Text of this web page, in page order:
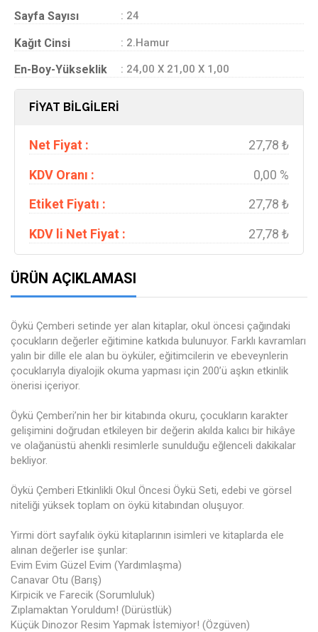
Sayfa Sayısı : 24
Kağıt Cinsi : 2.Hamur
En-Boy-Yükseklik : 24,00 X 21,00 X 1,00
FİYAT BİLGİLERİ
Net Fiyat :
27,78 ₺
KDV Oranı :
0,00 %
Etiket Fiyatı :
27,78 ₺
KDV li Net Fiyat :
27,78 ₺
ÜRÜN AÇIKLAMASI
Öykü Çemberi setinde yer alan kitaplar, okul öncesi çağındaki
çocukların değerler eğitimine katkıda bulunuyor. Farklı kavramları
yalın bir dille ele alan bu öyküler, eğitimcilerin ve ebeveynlerin
çocuklarıyla diyalojik okuma yapması için 200’ü aşkın etkinlik
önerisi içeriyor.
Öykü Çemberi’nin her bir kitabında okuru, çocukların karakter
gelişimini doğrudan etkileyen bir değerin akılda kalıcı bir hikâye
ve olağanüstü ahenkli resimlerle sunulduğu eğlenceli dakikalar
bekliyor.
Öykü Çemberi Etkinlikli Okul Öncesi Öykü Seti, edebi ve görsel
niteliği yüksek toplam on öykü kitabından oluşuyor.
Yirmi dört sayfalık öykü kitaplarının isimleri ve kitaplarda ele
alınan değerler ise şunlar:
Evim Evim Güzel Evim (Yardımlaşma)
Canavar Otu (Barış)
Kirpicik ve Farecik (Sorumluluk)
Zıplamaktan Yoruldum! (Dürüstlük)
Küçük Dinozor Resim Yapmak İstemiyor! (Özgüven)